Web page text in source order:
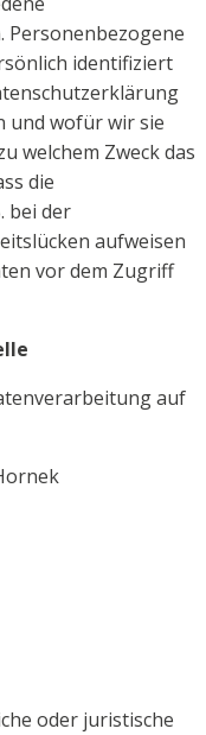
Personenbezogene
identifiziert
und wofür wir sie
welchem Zweck das
die
bei der
aufweisen
vor dem Zugriff
auf
oder juristische